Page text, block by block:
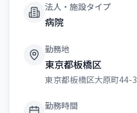
法人・施設タイプ
病院
勤務地
東京都板橋区
東京都板橋区大原町44-3
勤務時間